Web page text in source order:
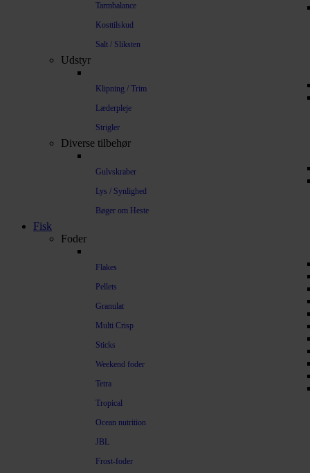
Tarmbalance
Kosttilskud
Salt / Sliksten
Udstyr
Klipning / Trim
Læderpleje
Strigler
Diverse tilbehør
Gulvskraber
Lys / Synlighed
Bøger om Heste
Fisk
Foder
Flakes
Pellets
Granulat
Multi Crisp
Sticks
Weekend foder
Tetra
Tropical
Ocean nutrition
JBL
Frost-foder